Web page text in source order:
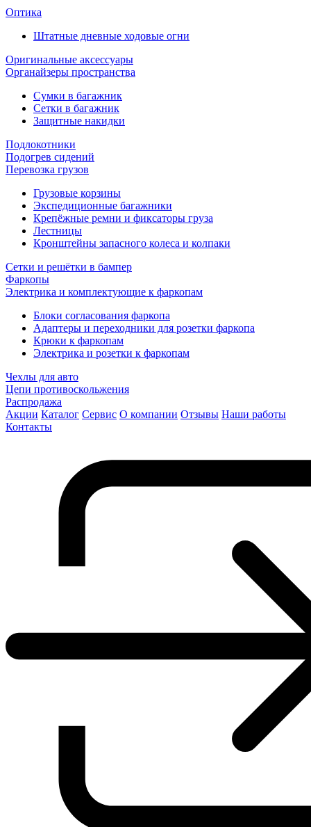
Оптика
Штатные дневные ходовые огни
Оригинальные аксессуары
Органайзеры пространства
Сумки в багажник
Сетки в багажник
Защитные накидки
Подлокотники
Подогрев сидений
Перевозка грузов
Грузовые корзины
Экспедиционные багажники
Крепёжные ремни и фиксаторы груза
Лестницы
Кронштейны запасного колеса и колпаки
Сетки и решётки в бампер
Фаркопы
Электрика и комплектующие к фаркопам
Блоки согласования фаркопа
Адаптеры и переходники для розетки фаркопа
Крюки к фаркопам
Электрика и розетки к фаркопам
Чехлы для авто
Цепи противоскольжения
Распродажа
Акции Каталог Сервис О компании Отзывы Наши работы
Контакты